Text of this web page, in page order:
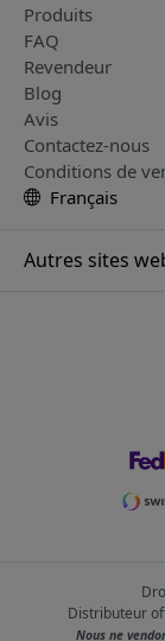
Produits
FAQ
Revendeur
Blog
Avis
Contactez-nous
Conditions de
Français
Autres sites
www.plaud.se
Distributeur
Nous ne